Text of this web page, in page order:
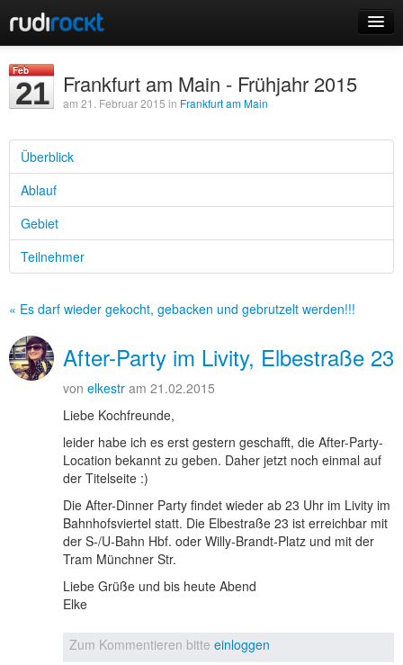
Events
Login
Registrieren
Feb
21 Frankfurt am Main - Frühjahr 2015
am 21. Februar 2015 in Frankfurt am Main
Überblick
Ablauf
Gebiet
Teilnehmer
« Es darf wieder gekocht, gebacken und gebrutzelt werden!!!
After-Party im Livity, Elbestraße 23
von elkestr am 21.02.2015
Liebe Kochfreunde,
leider habe ich es erst gestern geschafft, die After-Party-
Location bekannt zu geben. Daher jetzt noch einmal auf
der Titelseite :)
Die After-Dinner Party findet wieder ab 23 Uhr im Livity im
Bahnhofsviertel statt. Die Elbestraße 23 ist erreichbar mit
der S-/U-Bahn Hbf. oder Willy-Brandt-Platz und mit der
Tram Münchner Str.
Liebe Grüße und bis heute Abend
Elke
Zum Kommentieren bitte einloggen